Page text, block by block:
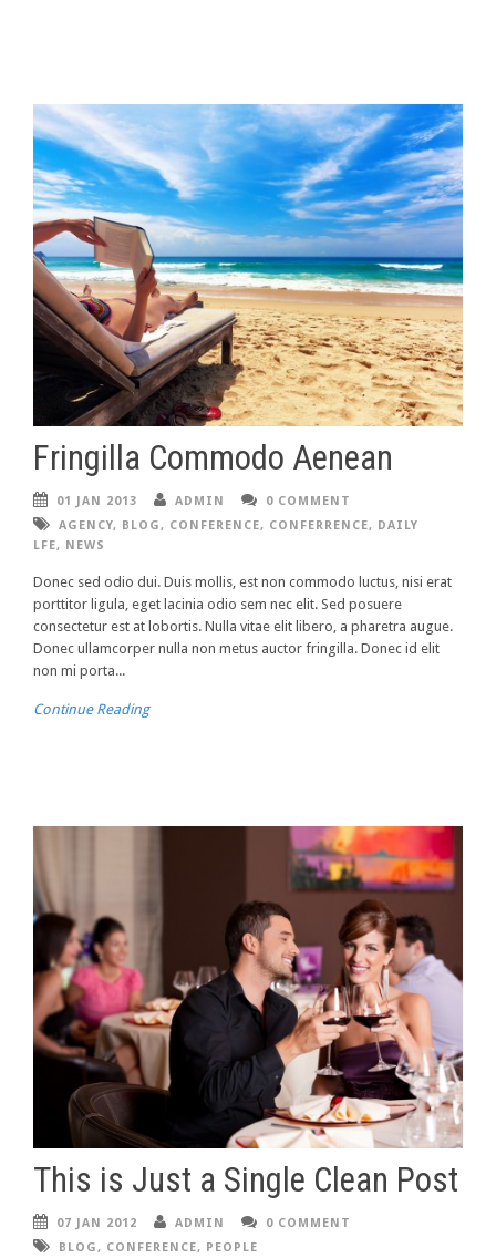
Fringilla Commodo Aenean
01 JAN 2013 ADMIN
0 COMMENT
AGENCY, BLOG, CONFERENCE, CONFERRENCE, DAILY
LFE, NEWS
Donec sed odio dui. Duis mollis, est non commodo luctus, nisi erat
porttitor ligula, eget lacinia odio sem nec elit. Sed posuere
consectetur est at lobortis. Nulla vitae elit libero, a pharetra augue.
Donec ullamcorper nulla non metus auctor fringilla. Donec id elit
non mi porta...
Continue Reading
This is Just a Single Clean Post
07 JAN 2012 ADMIN
0 COMMENT
BLOG, CONFERENCE, PEOPLE